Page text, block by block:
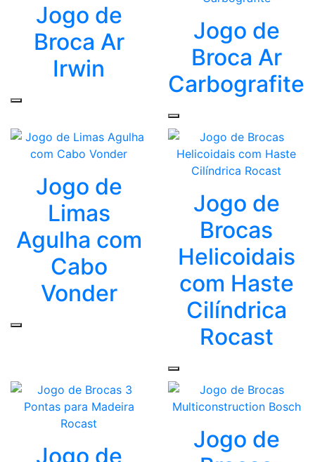
Jogo de
Broca Ar
Irwin
Jogo de
Broca Ar
Carbografite
Jogo de
Limas
Agulha com
Cabo
Vonder
Jogo de
Brocas
Helicoidais
com Haste
Cilíndrica
Rocast
Jogo de
Jogo de